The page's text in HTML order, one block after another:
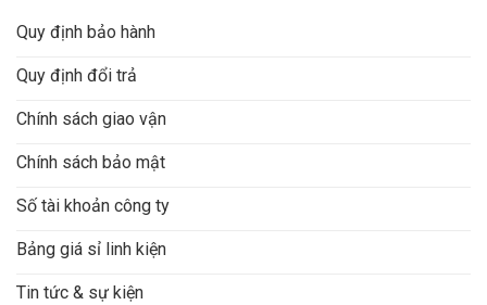
Quy định bảo hành
Quy định đổi trả
Chính sách giao vận
Chính sách bảo mật
Số tài khoản công ty
Bảng giá sỉ linh kiện
Tin tức & sự kiện